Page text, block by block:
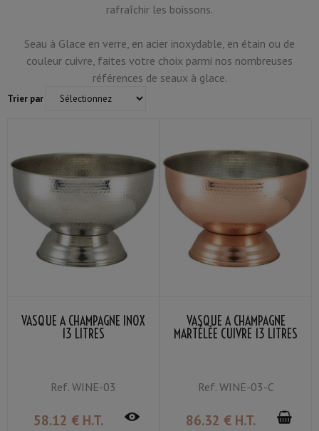
rafraîchir les boissons.
Seau à Glace en verre, en acier inoxydable, en étain ou de
couleur cuivre, faites votre choix parmi nos nombreuses
références de seaux à glace.
Trier par
VASQUE À CHAMPAGNE INOX
13 LITRES
Ref. WINE-03
58.12 € H.T.
VASQUE À CHAMPAGNE
MARTÉLÉE CUIVRE 13 LITRES
Ref.WINE-03-C
86.32 € H.T.